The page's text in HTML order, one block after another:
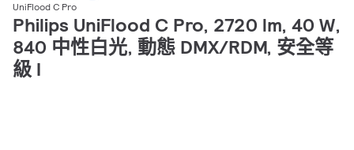
UniFlood C Pro
Philips UniFlood C Pro, 2720 lm, 40 W,
840 中性白光, 動態 DMX/RDM, 安全等
級 I